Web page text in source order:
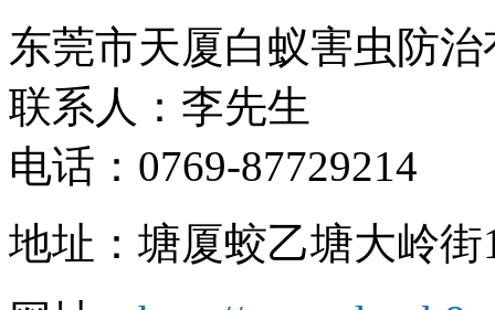
东莞市天厦白蚁害虫防
联系人：李先生
电话：0769-87729214
地址：塘厦蛟乙塘大岭街